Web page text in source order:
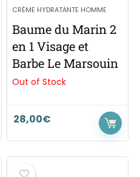
CRÈME HYDRATANTE HOMME
Baume du Marin 2
en 1 Visage et
Barbe Le Marsouin
Out of Stock
28,00€